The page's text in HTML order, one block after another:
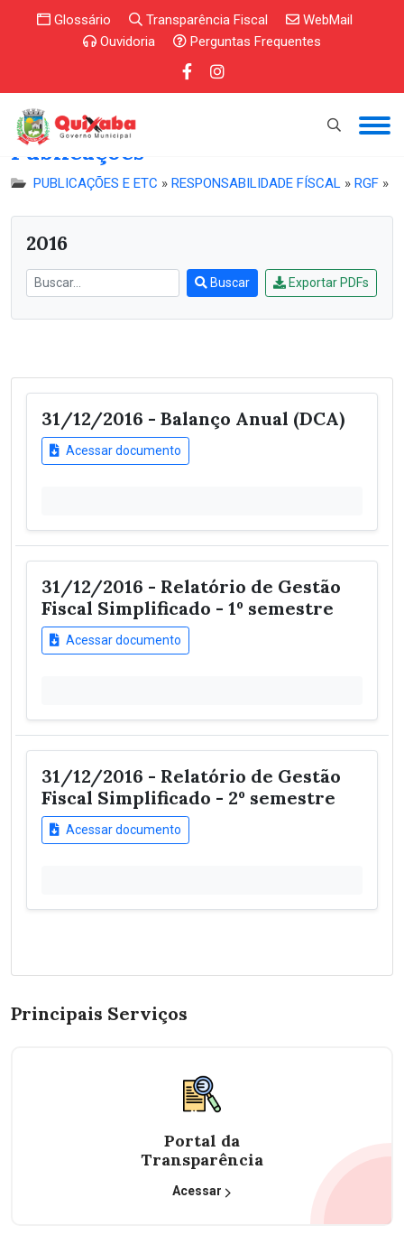
Glossário Transparência Fiscal
WebMail
Ouvidoria
Perguntas Frequentes
Publicações
PUBLICAÇÕES E ETC » RESPONSABILIDADE FÍSCAL » RGF »
2016
Buscar Exportar PDFs
31/12/2016 - Balanço Anual (DCA)
Acessar documento
31/12/2016 - Relatório de Gestão
Fiscal Simplificado - 1º semestre
Acessar documento
31/12/2016 - Relatório de Gestão
Fiscal Simplificado - 2º semestre
Acessar documento
Principais Serviços
Portal da
Transparência
Acessar